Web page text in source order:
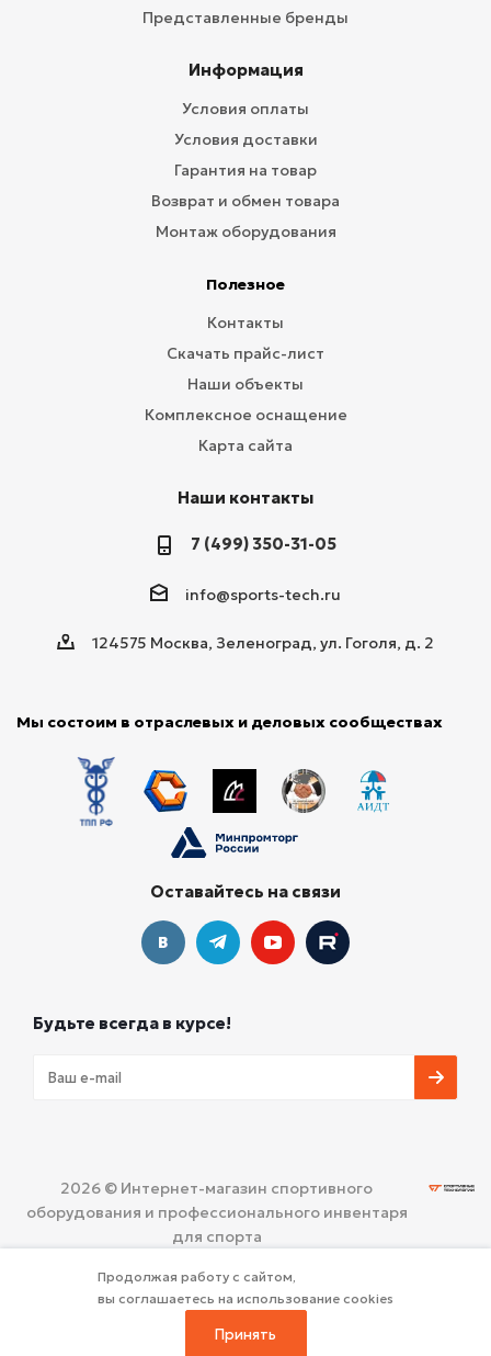
Представленные бренды
Информация
Условия оплаты
Условия доставки
Гарантия на товар
Возврат и обмен товара
Монтаж оборудования
Полезное
Контакты
Скачать прайс-лист
Наши объекты
Комплексное оснащение
Карта сайта
Наши контакты
7 (499) 350-31-05
info@sports-tech.ru
124575 Москва, Зеленоград, ул. Гоголя, д. 2
Мы состоим в отраслевых и деловых сообществах
Оставайтесь на связи
Будьте всегда в курсе!
2026 © Интернет-магазин спортивного
оборудования и профессионального инвентаря
для спорта
конфиденциальности
Продолжая работу с сайтом,
вы соглашаетесь на использование cookies
Принять